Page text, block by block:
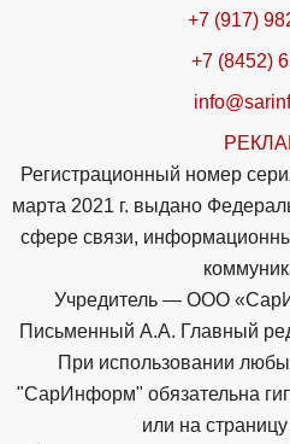
+7 (917)
+7 (8452)
Регистрационный номер
марта 2021 г. выдано
сфере связи,
Учредитель — ООО
Письменный А.А. Главный
При использовании
"СарИнформ" обязательна
или на